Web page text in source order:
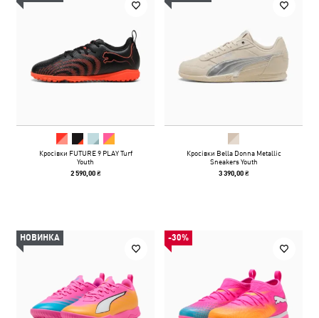
Кросівки FUTURE 9 PLAY Turf
Youth
2 590,00 ₴
Кросівки Bella Donna Metallic
Sneakers Youth
3 390,00 ₴
НОВИНКА -30%